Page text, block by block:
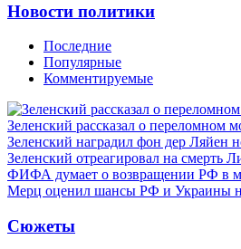
Новости политики
Последние
Популярные
Комментируемые
Зеленский рассказал о переломном
Зеленский наградил фон дер Ляйен
Зеленский отреагировал на смерть
ФИФА думает о возвращении РФ в
Мерц оценил шансы РФ и Украины
Сюжеты